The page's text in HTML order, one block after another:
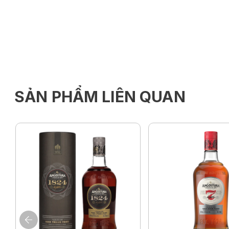
SẢN PHẨM LIÊN QUAN